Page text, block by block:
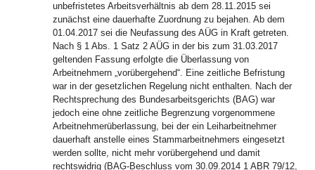
unbefristetes Arbeitsverhältnis ab dem 28.11.2015 sei
zunächst eine dauerhafte Zuordnung zu bejahen. Ab dem
01.04.2017 sei die Neufassung des AÜG in Kraft getreten.
Nach § 1 Abs. 1 Satz 2 AÜG in der bis zum 31.03.2017
geltenden Fassung erfolgte die Überlassung von
Arbeitnehmern „vorübergehend“. Eine zeitliche Befristung
war in der gesetzlichen Regelung nicht enthalten. Nach der
Rechtsprechung des Bundesarbeitsgerichts (BAG) war
jedoch eine ohne zeitliche Begrenzung vorgenommene
Arbeitnehmerüberlassung, bei der ein Leiharbeitnehmer
dauerhaft anstelle eines Stammarbeitnehmers eingesetzt
werden sollte, nicht mehr vorübergehend und damit
rechtswidrig (BAG-Beschluss vom 30.09.2014 1 ABR 79/12,